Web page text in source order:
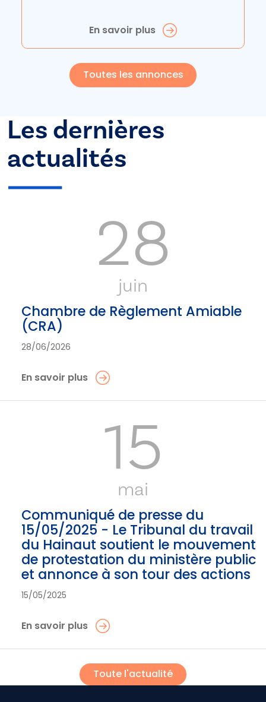
En savoir plus
Toutes les annonces
Les dernières
actualités
28
juin
Chambre de Règlement Amiable
(CRA)
28/06/2026
En savoir plus
15
mai
Communiqué de presse du
15/05/2025 - Le Tribunal du travail
du Hainaut soutient le mouvement
de protestation du ministère public
et annonce à son tour des actions
15/05/2025
En savoir plus
Toute l'actualité